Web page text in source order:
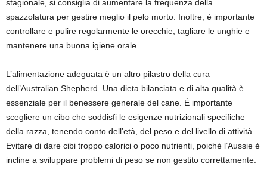
stagionale, si consiglia di aumentare la frequenza della
spazzolatura per gestire meglio il pelo morto. Inoltre, è importante
controllare e pulire regolarmente le orecchie, tagliare le unghie e
mantenere una buona igiene orale.
L’alimentazione adeguata è un altro pilastro della cura
dell’Australian Shepherd. Una dieta bilanciata e di alta qualità è
essenziale per il benessere generale del cane. È importante
scegliere un cibo che soddisfi le esigenze nutrizionali specifiche
della razza, tenendo conto dell’età, del peso e del livello di attività.
Evitare di dare cibi troppo calorici o poco nutrienti, poiché l’Aussie è
incline a sviluppare problemi di peso se non gestito correttamente.